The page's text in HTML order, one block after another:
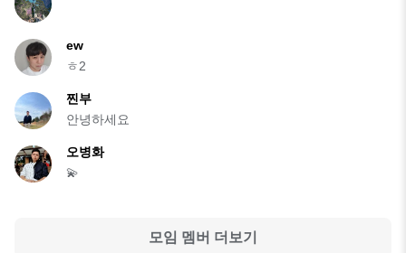
ew
ㅎ2
찐부
안녕하세요
오병화
💫
모임 멤버 더보기